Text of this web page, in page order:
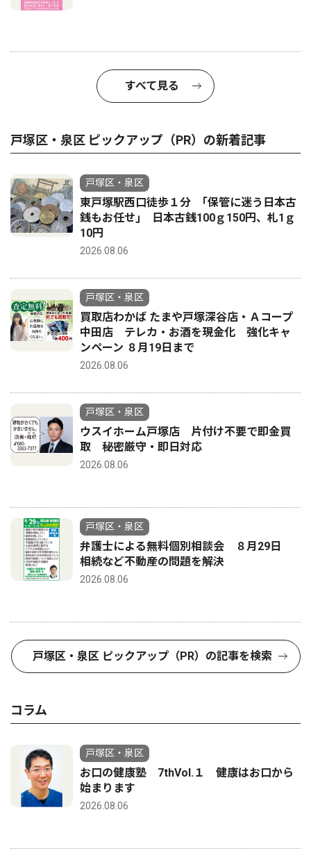
すべて見る
戸塚区・泉区 ピックアップ（PR）の新着記事
戸塚区・泉区
東戸塚駅西口徒歩１分 ｢保管に迷う日本古
銭もお任せ｣ 日本古銭100ｇ150円、札1ｇ
10円
2026.08.06
戸塚区・泉区
買取店わかば たまや戸塚深谷店・Ａコープ
中田店 テレカ・お酒を現金化 強化キャ
ンペーン ８月19日まで
2026.08.06
戸塚区・泉区
ウスイホーム戸塚店 片付け不要で即金買
取 秘密厳守・即日対応
2026.08.06
戸塚区・泉区
弁護士による無料個別相談会 ８月29日
相続など不動産の問題を解決
2026.08.06
戸塚区・泉区 ピックアップ（PR）の記事を検索
コラム
戸塚区・泉区
お口の健康塾 7thVol.１ 健康はお口から
始まります
2026.08.06